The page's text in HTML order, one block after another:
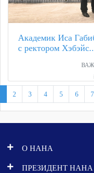
Академик Иса
с ректором
2 3 4 5 6 7
О НАНА
ПРЕЗИДЕНТ НАНА